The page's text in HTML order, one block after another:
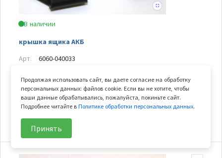
В наличии
крышка ящика АКБ
Арт.
6060-040033
Вес
0.02 кг
В корзину
Продолжая использовать сайт, вы даете согласие на обработку
персональных данных: файлов cookie. Если вы не хотите, чтобы
ваши данные обрабатывались, пожалуйста, покиньте сайт.
Подробнее читайте вПолитике обработки персональных данных.
Принять